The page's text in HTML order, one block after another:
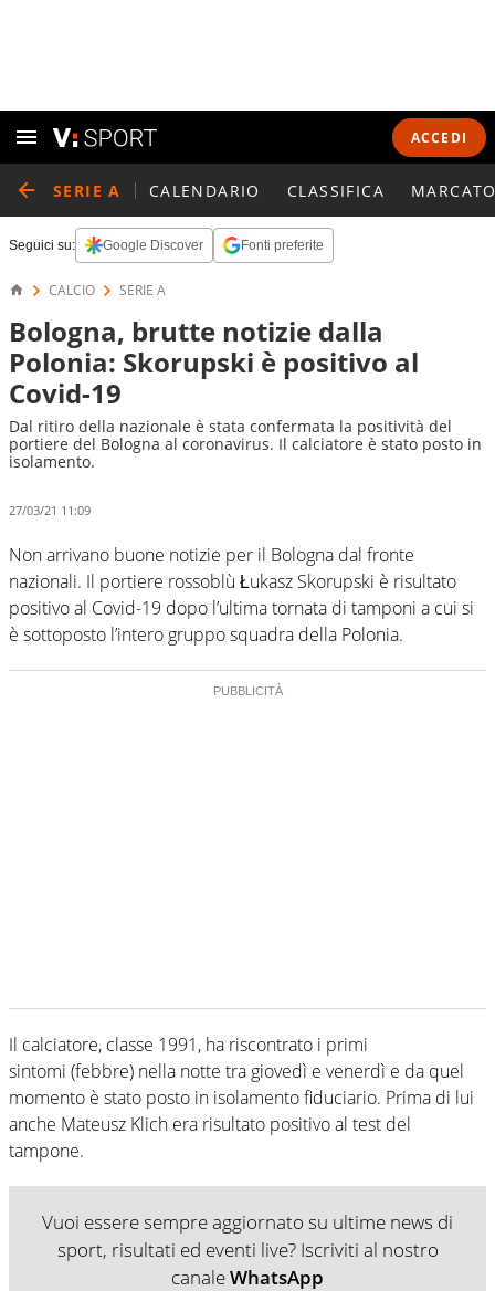
ACCEDI
SERIE A CALENDARIO CLASSIFICA
Seguici su: Google Discover Fonti preferite
CALCIO SERIE A
Bologna, brutte notizie dalla
Polonia: Skorupski è positivo al
Covid-19
Dal ritiro della nazionale è stata confermata la positività del
portiere del Bologna al coronavirus. Il calciatore è stato posto in
isolamento.
27/03/21 11:09
Non arrivano buone notizie per il Bologna dal fronte
nazionali. Il portiere rossoblù Łukasz Skorupski è risultato
positivo al Covid-19 dopo l’ultima tornata di tamponi a cui si
è sottoposto l’intero gruppo squadra della Polonia.
Il calciatore, classe 1991, ha riscontrato i primi
sintomi (febbre) nella notte tra giovedì e venerdì e da quel
momento è stato posto in isolamento fiduciario. Prima di lui
anche Mateusz Klich era risultato positivo al test del
tampone.
Vuoi essere sempre aggiornato su ultime news di
sport, risultati ed eventi live? Iscriviti al nostro
canaleWhatsApp